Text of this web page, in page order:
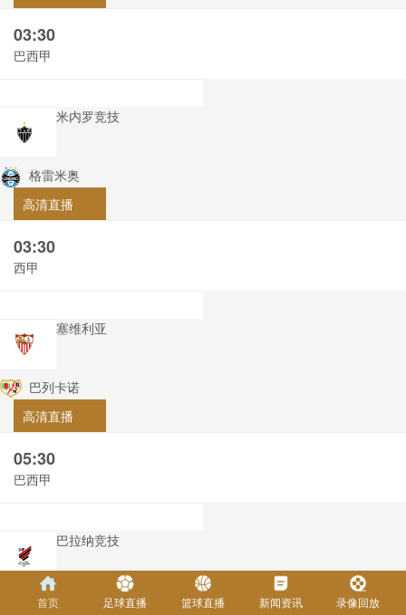
03:30
巴西甲
米内罗竞技
格雷米奥
高清直播
03:30
西甲
塞维利亚
巴列卡诺
高清直播
05:30
巴西甲
巴拉纳竞技
布拉干蒂诺RB
首页 足球直播 篮球直播 新闻资讯 录像回放